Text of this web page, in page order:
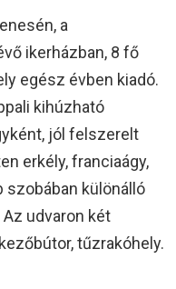
a
ikerházban, 8 fő
egész évben kiadó.
kihúzható
jól felszerelt
erkély, franciaágy,
szobában különálló
Az udvaron két
tűzrakóhely.